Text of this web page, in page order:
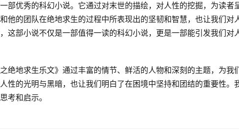
部优秀的科幻小说。它通过对末世的描绘，对人性的挖掘，为读者
他的团队在绝地求生的过程中所表现出的坚韧和智慧，也让我们对
这部小说不仅是一部值得一读的科幻小说，更是一部能引发我们对
绝地求生乐文》通过丰富的情节、鲜活的人物和深刻的主题，为我
性的光明与黑暗，也让我们明白了在困境中坚持和团结的重要性。
考和启示。